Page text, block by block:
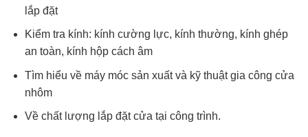
lắp đặt
Kiểm tra kính: kính cường lực, kính thường, kính ghép
an toàn, kính hộp cách âm
Tìm hiểu về máy móc sản xuất và kỹ thuật gia công cửa
nhôm
Về chất lượng lắp đặt cửa tại công trình.